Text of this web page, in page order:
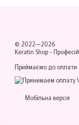
© 2022—2026
Keratin Shop -
Приймаємо до оплати
Мобільна версія